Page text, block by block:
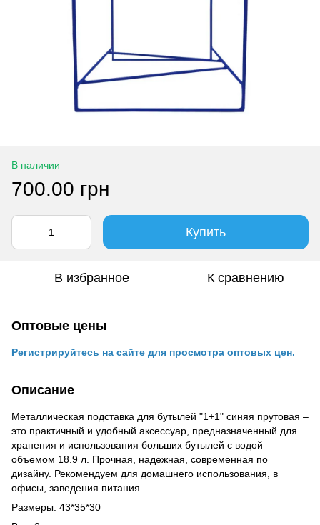
В наличии
700.00 грн
Купить
В избранное К сравнению
Оптовые цены
Регистрируйтесь на сайте для просмотра оптовых цен.
Описание
Металлическая подставка для бутылей "1+1" синяя прутовая –
это практичный и удобный аксессуар, предназначенный для
хранения и использования больших бутылей с водой
объемом 18.9 л. Прочная, надежная, современная по
дизайну. Рекомендуем для домашнего использования, в
офисы, заведения питания.
Размеры: 43*35*30